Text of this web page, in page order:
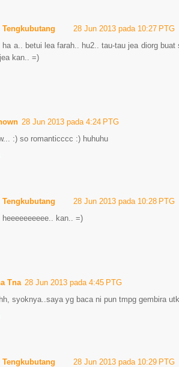
Tengkubutang
28 Jun 2013 pada 10:27 PTG
ha a.. betui lea farah.. hu2.. tau-tau jea diorg
jea kan.. =)
28 Jun 2013 pada 4:24 PTG
:) so romanticccc :) huhuhu
Tengkubutang
28 Jun 2013 pada 10:28 PTG
heeeeeeeeee.. kan.. =)
Tna 28 Jun 2013 pada 4:45 PTG
syoknya..saya yg baca ni pun tmpg gembira
Tengkubutang
28 Jun 2013 pada 10:29 PTG